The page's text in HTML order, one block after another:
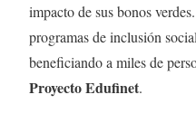
impacto de sus bonos
programas de inclusión
beneficiando a miles de
Proyecto Edufinet.